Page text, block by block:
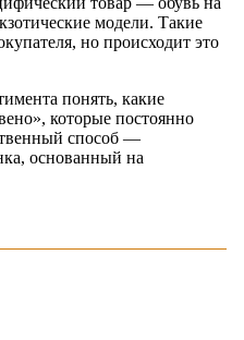
модели. Такие
но происходит это
понять, какие
которые постоянно
способ —
основанный на